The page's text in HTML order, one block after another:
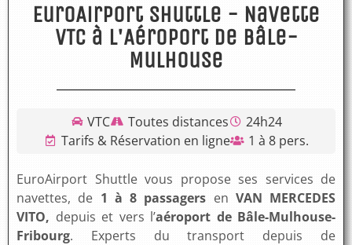
EuroAirport Shuttle - Navette
VTC à l'Aéroport de Bâle-
Mulhouse
VTC Toutes distances
24h24
Tarifs & Réservation en ligne
1 à 8 pers.
EuroAirport Shuttle vous propose ses services de
navettes, de 1 à 8 passagers en VAN MERCEDES
VITO, depuis et vers l’aéroport de Bâle-Mulhouse-
Fribourg. Experts du transport depuis de